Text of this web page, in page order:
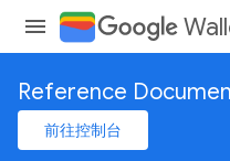
Reference
前往控制台